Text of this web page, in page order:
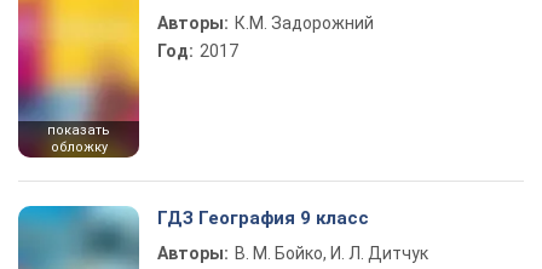
показать
обложку
Авторы: К.М. Задорожний
Год: 2017
ГДЗ География 9 класс
Авторы: В. М. Бойко, И. Л. Дитчук